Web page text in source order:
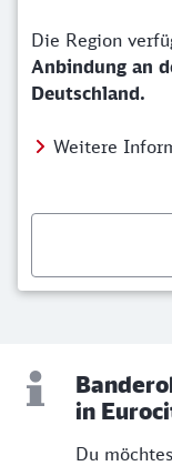
Die Region
Anbindung an
Deutschland.
Weitere
in
Du